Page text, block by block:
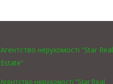
Агентство нерухомості “Star Real
Estate”
Агентство нерухомості “Star Real